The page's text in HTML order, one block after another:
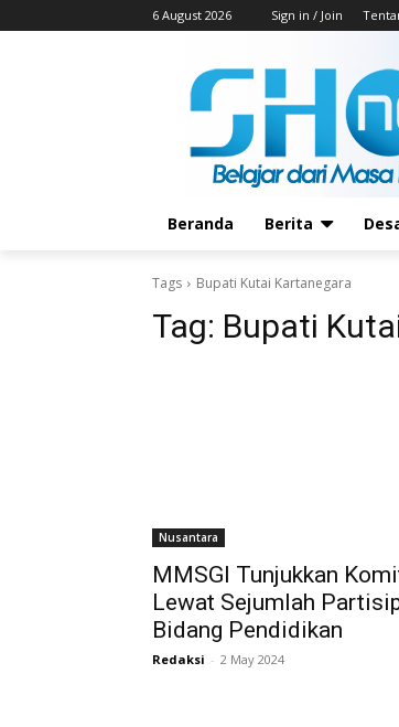
6 August 2026 Sign in / Join
Beranda Berita
Tags Bupati Kutai Kartanegara
Tag: Bupati
Nusantara
MMSGI Tunjukkan
Lewat Sejumlah
Bidang Pendidikan
Redaksi - 2 May 2024